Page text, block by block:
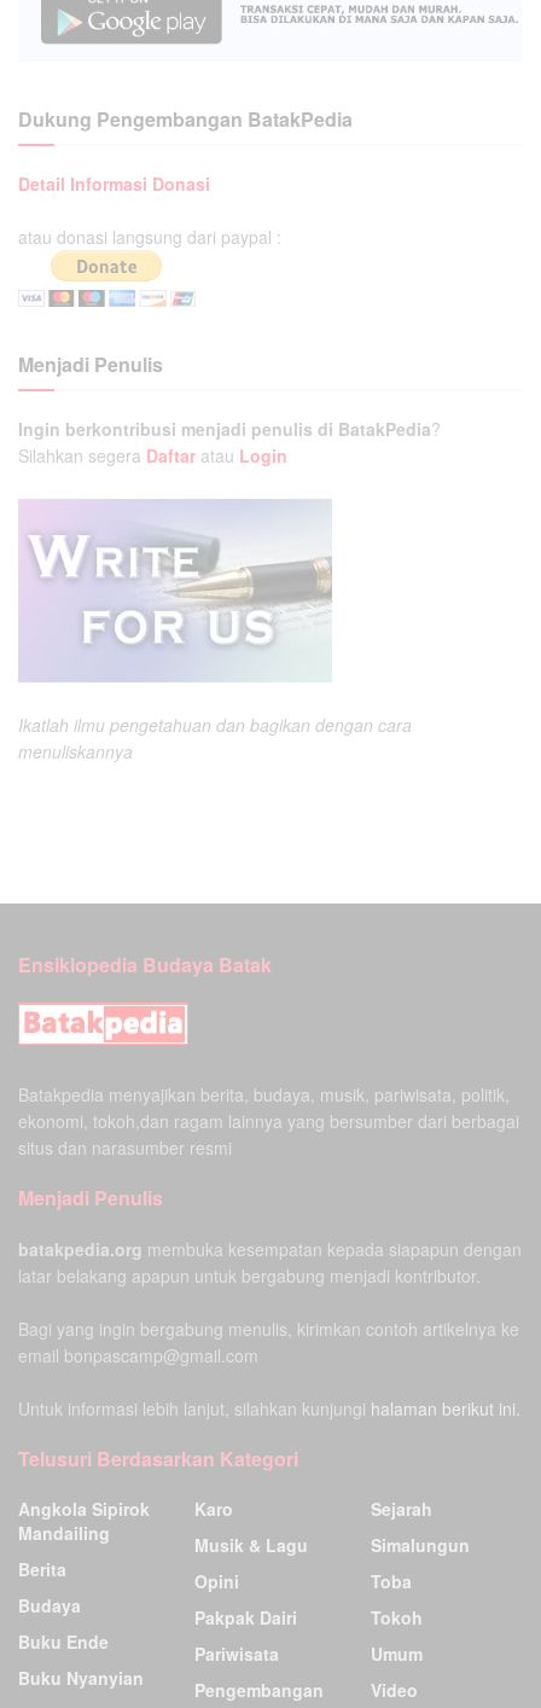
Dukung Pengembangan BatakPedia
Detail Informasi Donasi
atau donasi langsung dari paypal :
Menjadi Penulis
Ingin berkontribusi menjadi penulis di BatakPedia?
Silahkan segera Daftar atau Login
Ikatlah ilmu pengetahuan dan bagikan dengan cara
menuliskannya
Ensiklopedia Budaya Batak
Batakpedia menyajikan berita, budaya, musik, pariwisata, politik,
ekonomi, tokoh,dan ragam lainnya yang bersumber dari berbagai
situs dan narasumber resmi
Menjadi Penulis
batakpedia.org membuka kesempatan kepada siapapun dengan
latar belakang apapun untuk bergabung menjadi kontributor.
Bagi yang ingin bergabung menulis, kirimkan contoh artikelnya ke
email bonpascamp@gmail.com
Untuk informasi lebih lanjut, silahkan kunjungi halaman berikut ini.
Telusuri Berdasarkan Kategori
Angkola Sipirok
Mandailing
Berita
Budaya
Buku Ende
Buku Nyanyian
Karo
Musik & Lagu
Opini
Pakpak Dairi
Pariwisata
Pengembangan
Sejarah
Simalungun
Toba
Tokoh
Umum
Video